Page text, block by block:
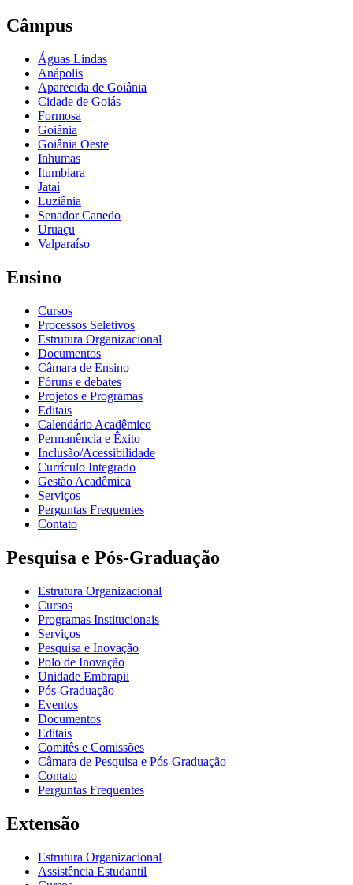
Câmpus
Águas Lindas
Anápolis
Aparecida de Goiânia
Cidade de Goiás
Formosa
Goiânia
Goiânia Oeste
Inhumas
Itumbiara
Jataí
Luziânia
Senador Canedo
Uruaçu
Valparaíso
Ensino
Cursos
Processos Seletivos
Estrutura Organizacional
Documentos
Câmara de Ensino
Fóruns e debates
Projetos e Programas
Editais
Calendário Acadêmico
Permanência e Êxito
Inclusão/Acessibilidade
Currículo Integrado
Gestão Acadêmica
Serviços
Perguntas Frequentes
Contato
Pesquisa e Pós-Graduação
Estrutura Organizacional
Cursos
Programas Institucionais
Serviços
Pesquisa e Inovação
Polo de Inovação
Unidade Embrapii
Pós-Graduação
Eventos
Documentos
Editais
Comitês e Comissões
Câmara de Pesquisa e Pós-Graduação
Contato
Perguntas Frequentes
Extensão
Estrutura Organizacional
Assistência Estudantil